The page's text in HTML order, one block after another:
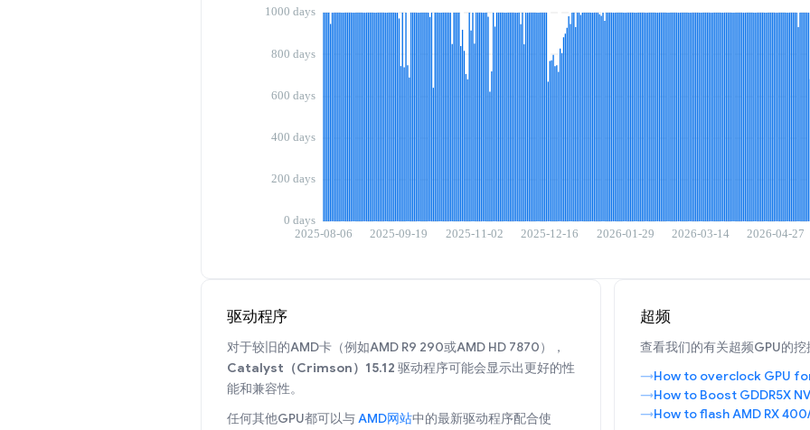
驱动程序
对于较旧的AMD卡（例如AMD R9 290或AMD HD 7870），
Catalyst（Crimson）15.12 驱动程序可能会显示出更好的性
能和兼容性。
任何其他GPU都可以与AMD网站中的最新驱动程序配合使
超频
查看我们的有关超频GPU的挖
How to overclock GPU
How to Boost GDDR5X
How to flash AMD RX